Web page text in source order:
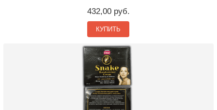
432,00 руб.
КУПИТЬ